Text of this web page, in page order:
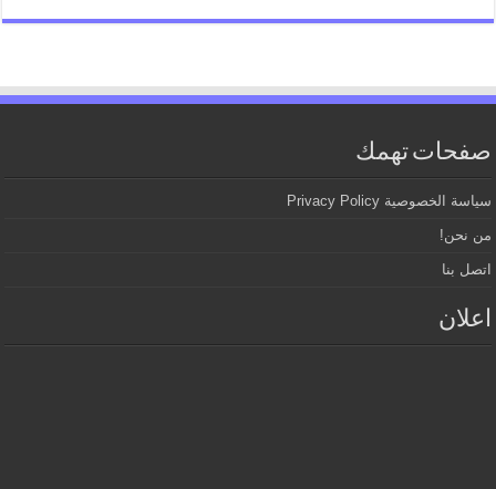
صفحات تهمك
سياسة الخصوصية Privacy Policy
من نحن!
اتصل بنا
اعلان